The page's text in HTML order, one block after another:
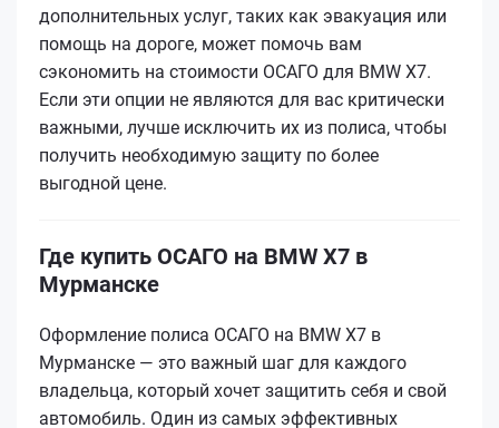
дополнительных услуг, таких как эвакуация или
помощь на дороге, может помочь вам
сэкономить на стоимости ОСАГО для BMW X7.
Если эти опции не являются для вас критически
важными, лучше исключить их из полиса, чтобы
получить необходимую защиту по более
выгодной цене.
Где купить ОСАГО на BMW X7 в
Мурманске
Оформление полиса ОСАГО на BMW X7 в
Мурманске — это важный шаг для каждого
владельца, который хочет защитить себя и свой
автомобиль. Один из самых эффективных